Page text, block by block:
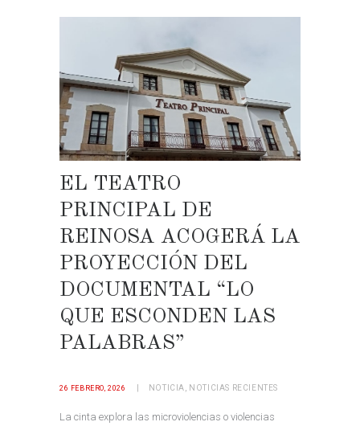
EL TEATRO
PRINCIPAL DE
REINOSA ACOGERÁ LA
PROYECCIÓN DEL
DOCUMENTAL “LO
QUE ESCONDEN LAS
PALABRAS”
26 FEBRERO, 2026 NOTICIA NOTICIAS RECIENTES
La cinta explora las microviolencias o violencias